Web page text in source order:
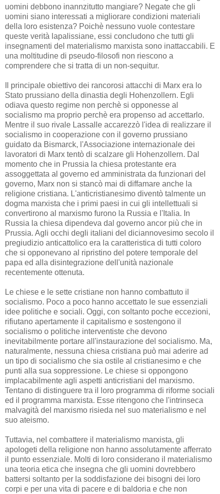
uomini debbono inannzitutto mangiare? Negate che gli
uomini siano interessati a migliorare condizioni materiali
della loro esistenza? Poichè nessuno vuole contestare
queste verità lapalissiane, essi concludono che tutti gli
insegnamenti del materialismo marxista sono inattaccabili. E
una moltitudine di pseudo-filosofi non riescono a
comprendere che si tratta di un non-sequitur.
Il principale obiettivo dei rancorosi attacchi di Marx era lo
Stato prussiano della dinastia degli Hohenzollern. Egli
odiava questo regime non perchè si opponesse al
socialismo ma proprio perchè era propenso ad accettarlo.
Mentre il suo rivale Lassalle accarezzò l'idea di realizzare il
socialismo in cooperazione con il governo prussiano
guidato da Bismarck, l'Associazione internazionale dei
lavoratori di Marx tentò di scalzare gli Hohenzollern. Dal
momento che in Prussia la chiesa protestante era
assoggettata al governo ed amministrata da funzionari del
governo, Marx non si stancò mai di diffamare anche la
religione cristiana. L'anticristianesimo diventò talmente un
dogma marxista che i primi paesi in cui gli intellettuali si
convertirono al marxismo furono la Russia e l'Italia. In
Russia la chiesa dipendeva dal governo ancor più che in
Prussia. Agli occhi degli italiani del diciannovesimo secolo il
pregiudizio anticattolico era la caratteristica di tutti coloro
che si opponevano al ripristino del potere temporale del
papa ed alla disintegrazione dell'unità nazionale
recentemente ottenuta.
Le chiese e le sette cristiane non hanno combattuto il
socialismo. Poco a poco hanno accettato le sue essenziali
idee politiche e sociali. Oggi, con soltanto poche eccezioni,
rifiutano apertamente il capitalismo e sostengono il
socialismo o politiche interventiste che devono
inevitabilmente portare all'instaurazione del socialismo. Ma,
naturalmente, nessuna chiesa cristiana può mai aderire ad
un tipo di socialismo che sia ostile al cristianesimo e che
punti alla sua soppressione. Le chiese si oppongono
implacabilmente agli aspetti anticristiani del marxismo.
Tentano di distinguere tra il loro programma di riforme sociali
ed il programma marxista. Esse ritengono che l'intrinseca
malvagità del marxismo risieda nel suo materialismo e nel
suo ateismo.
Tuttavia, nel combattere il materialismo marxista, gli
apologeti della religione non hanno assolutamente afferrato
il punto essenziale. Molti di loro considerano il materialismo
una teoria etica che insegna che gli uomini dovrebbero
battersi soltanto per la soddisfazione dei bisogni dei loro
corpi e per una vita di pacere e di baldoria e che non